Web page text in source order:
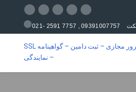
09391007757 , 7757 2591 -021